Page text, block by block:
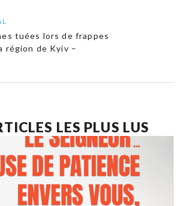
tuées lors de frappes
région de Kyiv –
LES PLUS LUS